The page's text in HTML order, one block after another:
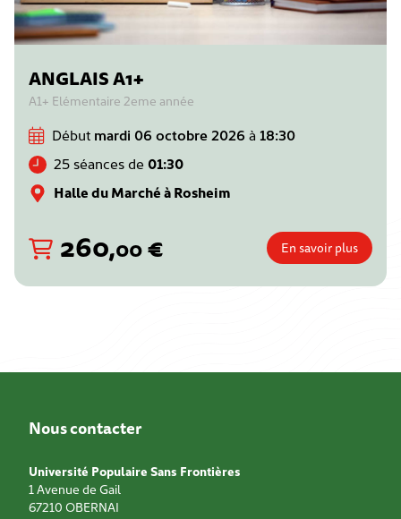
ANGLAIS A1+
A1+ Elémentaire 2eme année
Début mardi 06 octobre 2026 à 18:30
25 séances de 01:30
Halle du Marché à Rosheim
260,00€ En savoir plus
Nous contacter
Université Populaire Sans Frontières
1 Avenue de Gail
67210 OBERNAI